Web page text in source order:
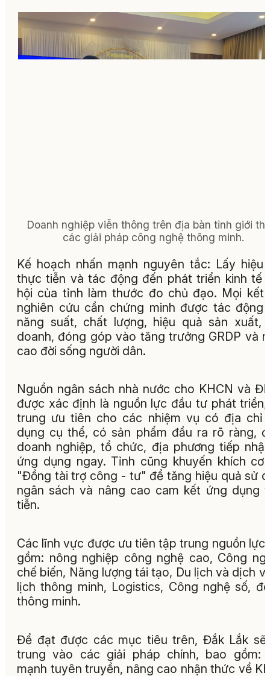
Doanh nghiệp viễn thông trên địa bàn tỉnh giới
các giải pháp công nghệ thông minh.
Kế hoạch nhấn mạnh nguyên tắc: Lấy hiệu
thực tiễn và tác động đến phát triển kinh tế
hội của tỉnh làm thước đo chủ đạo. Mọi kết
nghiên cứu cần chứng minh được tác động
năng suất, chất lượng, hiệu quả sản xuất,
doanh, đóng góp vào tăng trưởng GRDP và
cao đời sống người dân.
Nguồn ngân sách nhà nước cho KHCN và
được xác định là nguồn lực đầu tư phát
trung ưu tiên cho các nhiệm vụ có địa chỉ
dụng cụ thể, có sản phẩm đầu ra rõ ràng,
doanh nghiệp, tổ chức, địa phương tiếp
ứng dụng ngay. Tỉnh cũng khuyến khích cơ
"Đồng tài trợ công - tư" để tăng hiệu quả sử
ngân sách và nâng cao cam kết ứng dụng
tiễn.
Các lĩnh vực được ưu tiên tập trung nguồn lực
gồm: nông nghiệp công nghệ cao, Công
chế biến, Năng lượng tái tạo, Du lịch và dịch
lịch thông minh, Logistics, Công nghệ số,
thông minh.
Để đạt được các mục tiêu trên, Đắk Lắk sẽ
trung vào các giải pháp chính, bao gồm:
mạnh tuyên truyền, nâng cao nhận thức về